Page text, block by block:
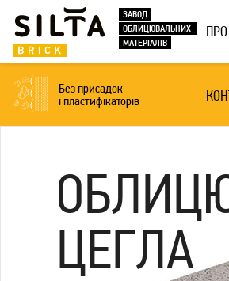
ЗАВОД
ОБЛИЦЮВАЛЬНИХ
МАТЕРІАЛІВ
Без присадок
і пластифікаторів
ЦЕГЛА